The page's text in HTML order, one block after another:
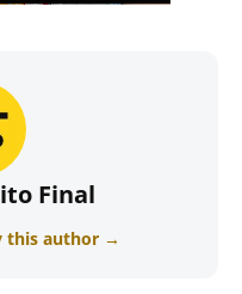
Final
this author →